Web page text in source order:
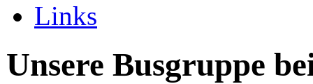
Links
Unsere Busgruppe